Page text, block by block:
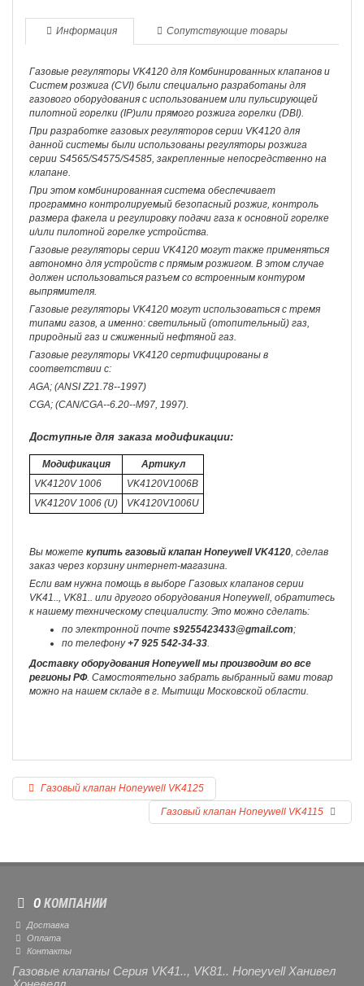
Информация Сопутствующие товары
Газовые регуляторы VK4120 для Комбинированных клапанов и
Систем розжига (CVI) были специально разработаны для
газового оборудования с использованием или пульсирующей
пилотной горелки (IP)или прямого розжига горелки (DBI).
При разработке газовых регуляторов серии VK4120 для
данной системы были использованы регуляторы розжига
серии S4565/S4575/S4585, закрепленные непосредственно на
клапане.
При этом комбинированная система обеспечивает
программно контролируемый безопасный розжиг, контроль
размера факела и регулировку подачи газа к основной горелке
и/или пилотной горелке устройства.
Газовые регуляторы серии VK4120 могут также применяться
автономно для устройств с прямым розжигом. В этом случае
должен использоваться разъем со встроенным контуром
выпрямителя.
Газовые регуляторы VK4120 могут использоваться с тремя
типами газов, а именно: светильный (отопительный) газ,
природный газ и сжиженный нефтяной газ.
Газовые регуляторы VK4120 сертифицированы в
соответствии с:
AGA; (ANSI Z21.78--1997)
CGA; (CAN/CGA--6.20--M97, 1997).
Доступные для заказа модификации:
Модификация
Артикул
VK4120V 1006
VK4120V1006B
VK4120V 1006 (U)
VK4120V1006U
Вы можете купить газовый клапан Honeywell VK4120 , сделав
заказ через корзину интернет-магазина.
Если вам нужна помощь в выборе Газовых клапанов серии
VK41.., VK81.. или другого оборудования Honeywell, обратитесь
к нашему техническому специалисту. Это можно сделать:
по электронной почте s9255423433@gmail.com;
по телефону+7 925 542-34-33
Доставку оборудования Honeywell мы производим во все
регионы РФ. Самостоятельно забрать выбранный вами товар
можно на нашем складе в г. Мытищи Московской области.
Газовый клапан Honeywell VK4125
Газовый клапан Honeywell VK4115
О КОМПАНИИ
Доставка
Оплата
Контакты
Газовые клапаны Серия VK41.., VK81.. Honeyvell Ханивел